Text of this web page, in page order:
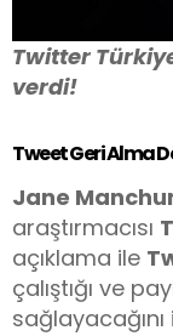
Twitter
verdi!
Tweet Geri Alma
Jane
araştırmacısı
açıklama ile
çalıştığı ve